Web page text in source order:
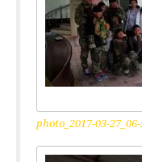
photo_2017-03-